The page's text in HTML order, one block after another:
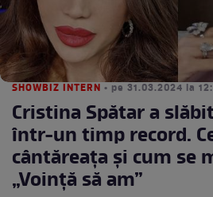
SHOWBIZ INTERN • pe 31.03.2024 la
Cristina Spătar a
într-un timp record.
cântăreața și cum se
„Voință să am”